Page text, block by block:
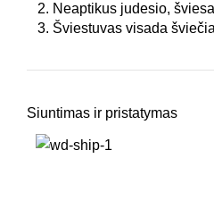
2. Neaptikus judesio,
3. Šviestuvas visada
Siuntimas ir pristatymas